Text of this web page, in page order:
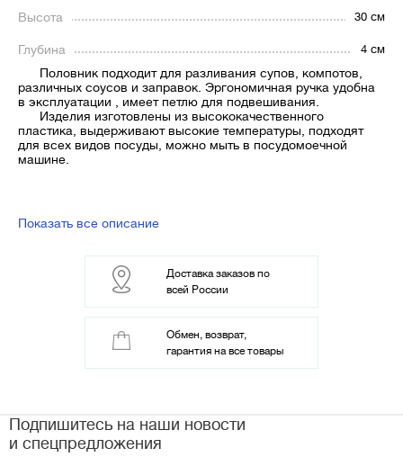
Высота 30 см
Глубина 4 см
Половник подходит для разливания супов, компотов,
различных соусов и заправок. Эргономичная ручка удобна
в эксплуатации , имеет петлю для подвешивания.
Изделия изготовлены из высококачественного
пластика, выдерживают высокие температуры, подходят
для всех видов посуды, можно мыть в посудомоечной
машине.
Показать все описание
Доставка заказов по
всей России
Обмен, возврат,
гарантия на все товары
Подпишитесь на наши новости
и спецпредложения